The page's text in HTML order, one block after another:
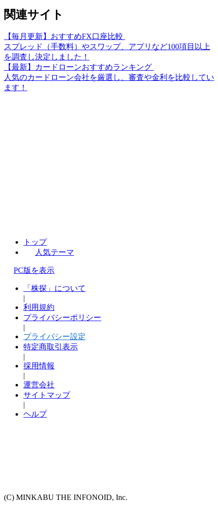
関連サイト
【毎月更新】おすすめFX口座比較
スプレッド（手数料）やスワップ、アプリなど100項目以上
を調査し決定しました！
【最新】カードローンおすすめランキング
人気のカードローン会社を厳選し、審査や金利を比較してい
ます！
トップ
人気テーマ
PC版を表示
「株探」について
|
利用規約
プライバシーポリシー
|
プライバシー設定
特定商取引表示
|
採用情報
|
運営会社
サイトマップ
|
ヘルプ
(C) MINKABU THE INFONOID, Inc.